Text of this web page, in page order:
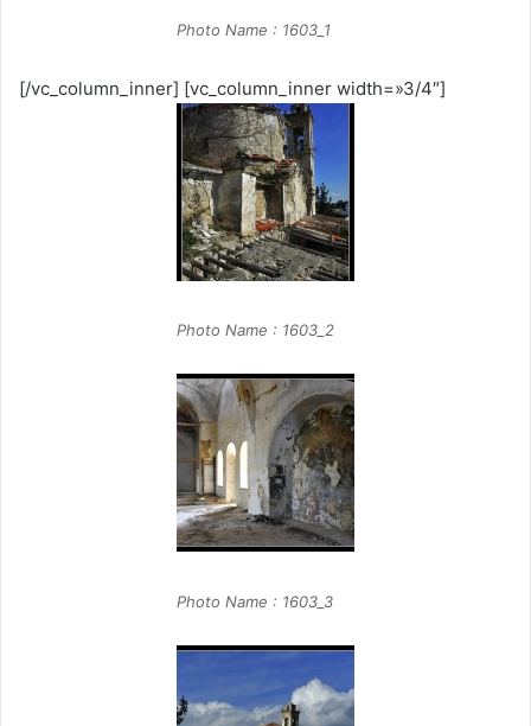
Photo Name : 1603_1
[/vc_column_inner] [vc_column_inner width=»3/4″]
Photo Name : 1603_2
Photo Name : 1603_3